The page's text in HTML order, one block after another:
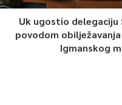
Uk ugostio delegaciju
povodom
Igmanskog